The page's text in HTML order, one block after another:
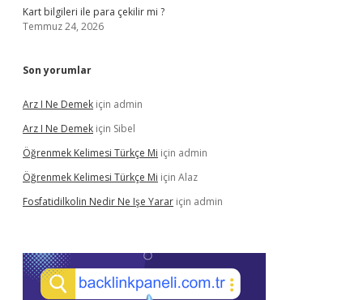
Kart bilgileri ile para çekilir mi ?
Temmuz 24, 2026
Son yorumlar
Arz I Ne Demek için admin
Arz I Ne Demek için Sibel
Öğrenmek Kelimesi Türkçe Mi için admin
Öğrenmek Kelimesi Türkçe Mi için Alaz
Fosfatidilkolin Nedir Ne Işe Yarar için admin